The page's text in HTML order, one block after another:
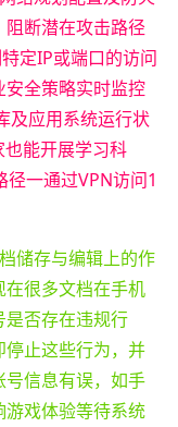
断潜在攻击路径
定IP或端口的访问
全策略实时监控
及应用系统运行状
能开展学习科
一通过VPN访问1
储存与编辑上的作
很多文档在手机
是否存在违规行
止这些行为，并
信息有误，如手
戏体验等待系统